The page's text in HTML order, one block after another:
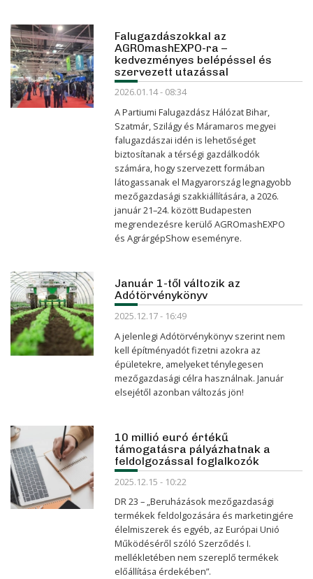
Falugazdászokkal az
AGROmashEXPO-ra –
kedvezményes belépéssel és
szervezett utazással
2026.01.14 - 08:34
A Partiumi Falugazdász Hálózat Bihar,
Szatmár, Szilágy és Máramaros megyei
falugazdászai idén is lehetőséget
biztosítanak a térségi gazdálkodók
számára, hogy szervezett formában
látogassanak el Magyarország legnagyobb
mezőgazdasági szakkiállítására, a 2026.
január 21–24. között Budapesten
megrendezésre kerülő AGROmashEXPO
és AgrárgépShow eseményre.
Január 1-től változik az
Adótörvénykönyv
2025.12.17 - 16:49
A jelenlegi Adótörvénykönyv szerint nem
kell építményadót fizetni azokra az
épületekre, amelyeket ténylegesen
mezőgazdasági célra használnak. Január
elsejétől azonban változás jön!
10 millió euró értékű
támogatásra pályázhatnak a
feldolgozással foglalkozók
2025.12.15 - 10:22
DR 23 – „Beruházások mezőgazdasági
termékek feldolgozására és marketingjére
élelmiszerek és egyéb, az Európai Unió
Működéséről szóló Szerződés I.
mellékletében nem szereplő termékek
előállítása érdekében”.